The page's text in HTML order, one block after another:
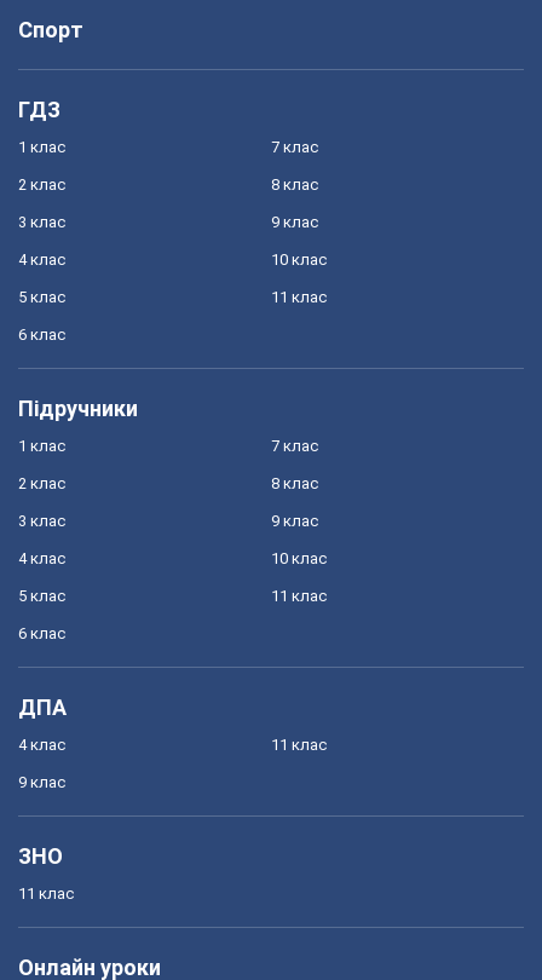
Спорт
ГДЗ
1 клас
2 клас
3 клас
4 клас
5 клас
6 клас
7 клас
8 клас
9 клас
10 клас
11 клас
Підручники
1 клас
2 клас
3 клас
4 клас
5 клас
6 клас
7 клас
8 клас
9 клас
10 клас
11 клас
ДПА
4 клас
9 клас
11 клас
ЗНО
11 клас
Онлайн уроки